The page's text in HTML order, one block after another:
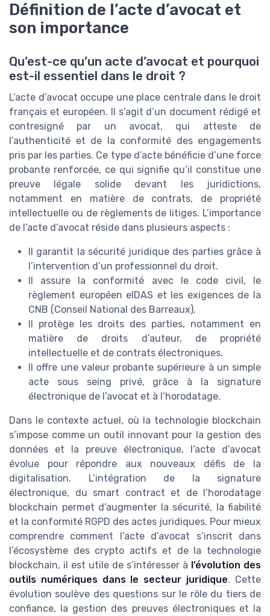
Définition de l’acte d’avocat et
son importance
Qu’est-ce qu’un acte d’avocat et pourquoi
est-il essentiel dans le droit ?
L’acte d’avocat occupe une place centrale dans le droit
français et européen. Il s’agit d’un document rédigé et
contresigné par un avocat, qui atteste de
l’authenticité et de la conformité des engagements
pris par les parties. Ce type d’acte bénéficie d’une force
probante renforcée, ce qui signifie qu’il constitue une
preuve légale solide devant les juridictions,
notamment en matière de contrats, de propriété
intellectuelle ou de règlements de litiges. L’importance
de l’acte d’avocat réside dans plusieurs aspects :
Il garantit la sécurité juridique des parties grâce à
l’intervention d’un professionnel du droit.
Il assure la conformité avec le code civil, le
règlement européen eIDAS et les exigences de la
CNB (Conseil National des Barreaux).
Il protège les droits des parties, notamment en
matière de droits d’auteur, de propriété
intellectuelle et de contrats électroniques.
Il offre une valeur probante supérieure à un simple
acte sous seing privé, grâce à la signature
électronique de l’avocat et à l’horodatage.
Dans le contexte actuel, où la technologie blockchain
s’impose comme un outil innovant pour la gestion des
données et la preuve électronique, l’acte d’avocat
évolue pour répondre aux nouveaux défis de la
digitalisation. L’intégration de la signature
électronique, du smart contract et de l’horodatage
blockchain permet d’augmenter la sécurité, la fiabilité
et la conformité RGPD des actes juridiques. Pour mieux
comprendre comment l’acte d’avocat s’inscrit dans
l’écosystème des crypto actifs et de la technologie
blockchain, il est utile de s’intéresser à l’évolution des
outils numériques dans le secteur juridique. Cette
évolution soulève des questions sur le rôle du tiers de
confiance, la gestion des preuves électroniques et la